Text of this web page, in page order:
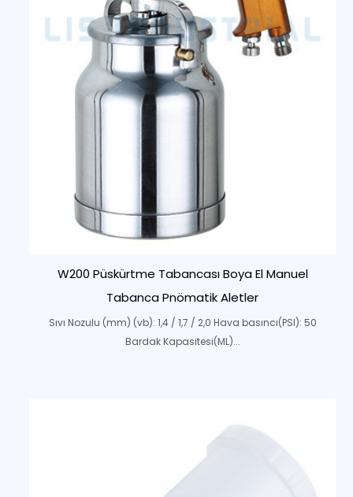
W200 Püskürtme Tabancası Boya El Manuel
Tabanca Pnömatik Aletler
Sıvı Nozulu (mm) (vb): 1,4 / 1,7 / 2,0 Hava basıncı(PSI): 50
Bardak Kapasitesi(ML)...